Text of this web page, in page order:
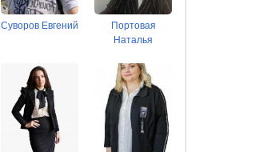
Суворов Евгений
Портовая
Наталья